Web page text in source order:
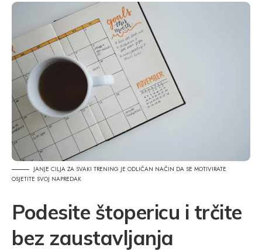
JANJE CILJA ZA SVAKI TRENING JE ODLIČAN NAČIN DA SE MOTIVIRATE
OSJETITE SVOJ NAPREDAK
Podesite štopericu i trčite
bez zaustavljanja